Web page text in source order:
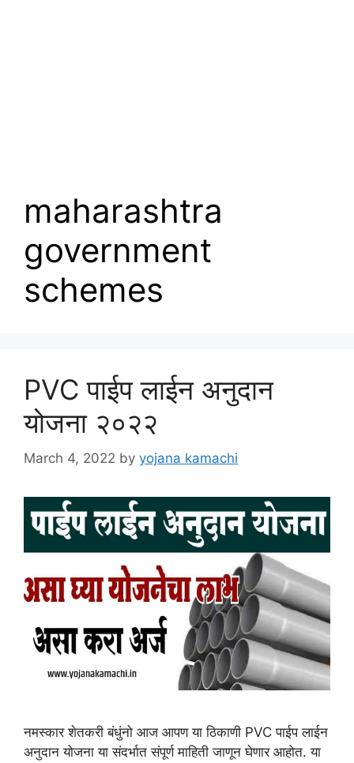
maharashtra
government
schemes
PVC पाईप लाईन अनुदान
योजना २०२२
March 4, 2022 by yojana kamachi
नमस्कार शेतकरी बंधुंनो आज आपण या ठिकाणी PVC पाईप लाईन
अनुदान योजना या संदर्भात संपूर्ण माहिती जाणून घेणार आहोत. या